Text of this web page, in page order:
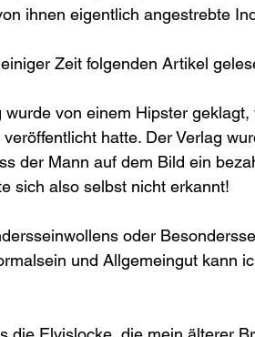
ihnen eigentlich angestrebte
Zeit folgenden Artikel
wurde von einem Hipster
hatte. Der Verlag
der Mann auf dem Bild ein
sich also selbst nicht erkannt!
oder
und Allgemeingut kann